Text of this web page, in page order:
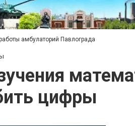
амбулаторий Павлограда
цифры